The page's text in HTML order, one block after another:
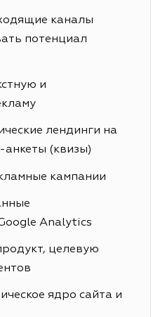
каналы
потенциал
и
лендинги на
анкеты (квизы)
кампании
Analytics
целевую
ядро сайта и